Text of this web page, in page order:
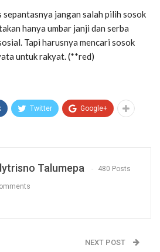
jangan salah pilih sosok
hanya umbar janji dan serba
Tapi harusnya mencari sosok
untuk rakyat. (**red)
Twitter Google+
Talumepa 480 Posts
NEXT POST